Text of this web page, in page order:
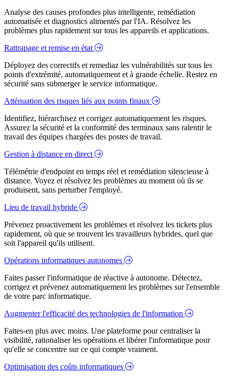
Analyse des causes profondes plus intelligente, remédiation
automatisée et diagnostics alimentés par l'IA. Résolvez les
problèmes plus rapidement sur tous les appareils et applications.
Rattrapage et remise en état
Déployez des correctifs et remediaz les vulnérabilités sur tous les
points d'extrémité, automatiquement et à grande échelle. Restez en
sécurité sans submerger le service informatique.
Atténuation des risques liés aux points finaux
Identifiez, hiérarchisez et corrigez automatiquement les risques.
Assurez la sécurité et la conformité des terminaux sans ralentir le
travail des équipes chargées des postes de travail.
Gestion à distance en direct
Télémétrie d'endpoint en temps réel et remédiation silencieuse à
distance. Voyez et résolvez les problèmes au moment où ils se
produisent, sans perturber l'employé.
Lieu de travail hybride
Prévenez proactivement les problèmes et résolvez les tickets plus
rapidement, où que se trouvent les travailleurs hybrides, quel que
soit l'appareil qu'ils utilisent.
Opérations informatiques autonomes
Faites passer l'informatique de réactive à autonome. Détectez,
corrigez et prévenez automatiquement les problèmes sur l'ensemble
de votre parc informatique.
Augmenter l'efficacité des technologies de l'information
Faites-en plus avec moins. Une plateforme pour centraliser la
visibilité, rationaliser les opérations et libérer l'informatique pour
qu'elle se concentre sur ce qui compte vraiment.
Optimisation des coûts informatiques